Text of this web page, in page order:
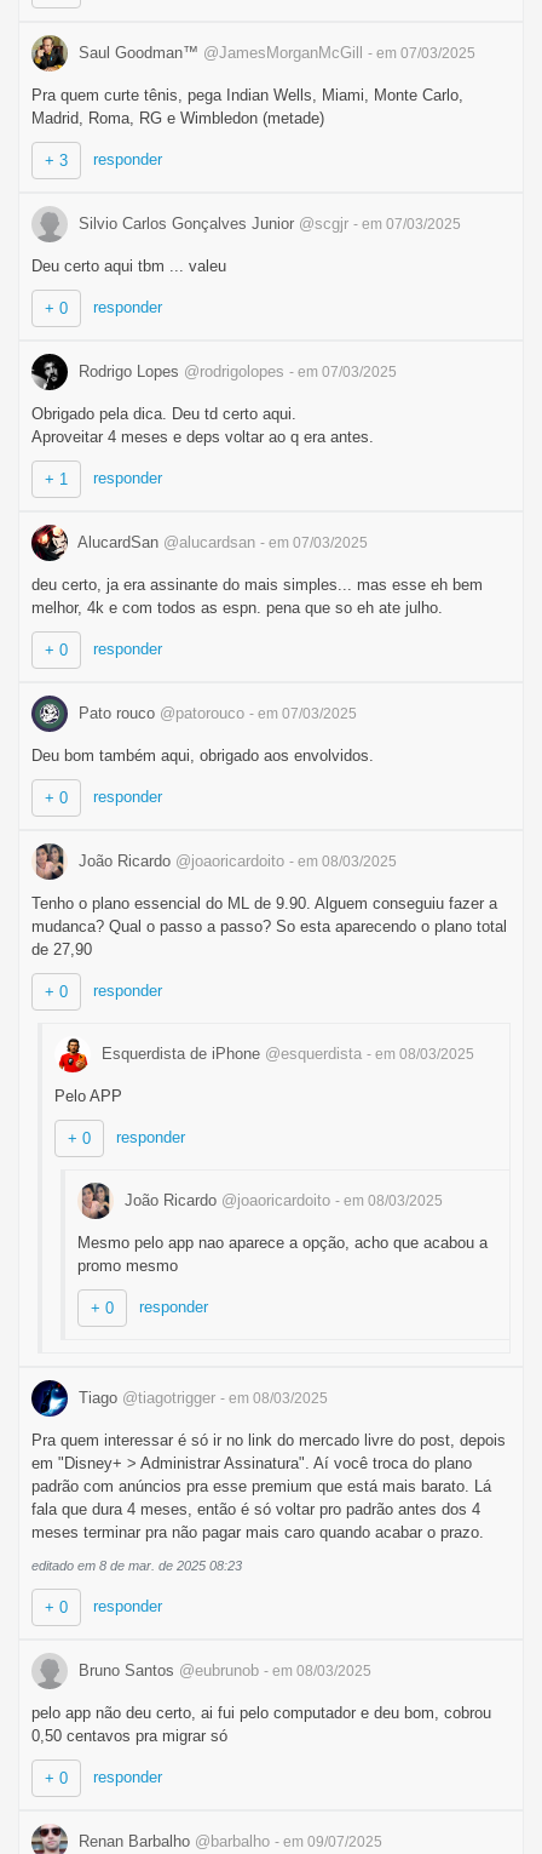
Saul Goodman™ @JamesMorganMcGill - em 07/03/2025
Pra quem curte tênis, pega Indian Wells, Miami, Monte Carlo,
Madrid, Roma, RG e Wimbledon (metade)
+ 3 responder
Silvio Carlos Gonçalves Junior @scgjr - em 07/03/2025
Deu certo aqui tbm ... valeu
+ 0 responder
Rodrigo Lopes @rodrigolopes - em 07/03/2025
Obrigado pela dica. Deu td certo aqui.
Aproveitar 4 meses e deps voltar ao q era antes.
+ 1 responder
AlucardSan @alucardsan - em 07/03/2025
deu certo, ja era assinante do mais simples... mas esse eh bem
melhor, 4k e com todos as espn. pena que so eh ate julho.
+ 0 responder
Pato rouco @patorouco - em 07/03/2025
Deu bom também aqui, obrigado aos envolvidos.
+ 0 responder
João Ricardo @joaoricardoito - em 08/03/2025
Tenho o plano essencial do ML de 9.90. Alguem conseguiu fazer a
mudanca? Qual o passo a passo? So esta aparecendo o plano total
de 27,90
+ 0 responder
Esquerdista de iPhone @esquerdista - em 08/03/2025
Pelo APP
+ 0 responder
João Ricardo @joaoricardoito - em 08/03/2025
Mesmo pelo app nao aparece a opção, acho que acabou a
promo mesmo
+ 0 responder
Tiago @tiagotrigger - em 08/03/2025
Pra quem interessar é só ir no link do mercado livre do post, depois
em "Disney+ > Administrar Assinatura". Aí você troca do plano
padrão com anúncios pra esse premium que está mais barato. Lá
fala que dura 4 meses, então é só voltar pro padrão antes dos 4
meses terminar pra não pagar mais caro quando acabar o prazo.
editado em 8 de mar. de 2025 08:23
+ 0 responder
Bruno Santos @eubrunob - em 08/03/2025
pelo app não deu certo, ai fui pelo computador e deu bom, cobrou
0,50 centavos pra migrar só
+ 0 responder
Renan Barbalho @barbalho - em 09/07/2025